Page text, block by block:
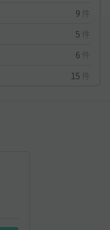
9 件
5 件
6 件
15 件